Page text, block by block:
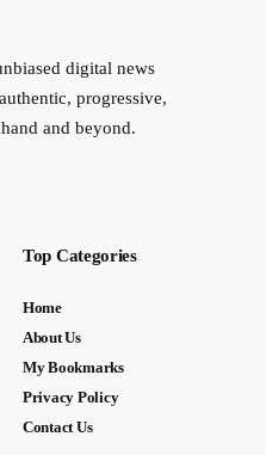
digital news
progressive,
and beyond.
Top Categories
Home
About Us
My Bookmarks
Privacy Policy
Contact Us